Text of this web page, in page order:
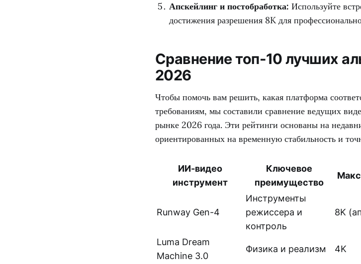
Апскейлинг и постобработка: Используйте
достижения разрешения 8K для
Сравнение топ-10 лучших
2026
Чтобы помочь вам решить, какая платформа
требованиям, мы составили сравнение ведущих
рынке 2026 года. Эти рейтинги основаны на
ориентированных на временную стабильность и
ИИ-видео
инструмент
Ключевое
преимущество
Runway Gen-4
Инструменты
режиссера и
контроль
8K
Luma Dream
Machine 3.0
Физика и реализм 4K